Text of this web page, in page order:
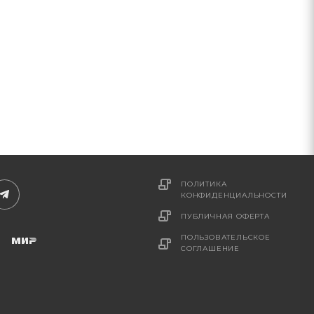
ПОЛИТИКА
КОНФИДЕНЦИАЛЬНОСТИ
ПУБЛИЧНАЯ ОФЕРТА
ПОЛЬЗОВАТЕЛЬСКОЕ
СОГЛАШЕНИЕ